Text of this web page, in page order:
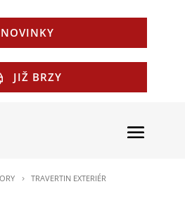
NOVINKY
JIŽ BRZY
TRAVERTIN EXTERIÉR